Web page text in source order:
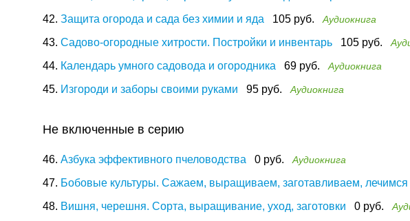
42. Защита огорода и сада без химии и яда 105 руб. Аудиокнига
43. Садово-огородные хитрости. Постройки и инвентарь 105 руб.
44. Календарь умного садовода и огородника 69 руб. Аудиокнига
45. Изгороди и заборы своими руками 95 руб. Аудиокнига
Не включенные в серию
46. Азбука эффективного пчеловодства 0 руб. Аудиокнига
47. Бобовые культуры. Сажаем, выращиваем, заготавливаем, лечимся
48. Вишня, черешня. Сорта, выращивание, уход, заготовки 0 руб.